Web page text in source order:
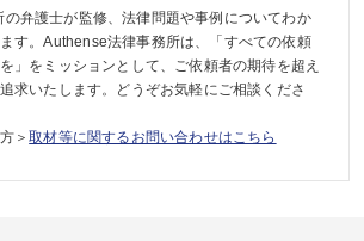
弁護士が監修、法律問題や事例についてわか
す。Authense法律事務所は、「すべての依頼
」をミッションとして、ご依頼者の期待を超え
求いたします。どうぞお気軽にご相談くださ
＞取材等に関するお問い合わせはこちら